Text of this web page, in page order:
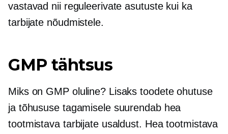
vastavad nii reguleerivate asutuste kui ka
tarbijate nõudmistele.
GMP tähtsus
Miks on GMP oluline? Lisaks toodete ohutuse
ja tõhususe tagamisele suurendab hea
tootmistava tarbijate usaldust. Hea tootmistava